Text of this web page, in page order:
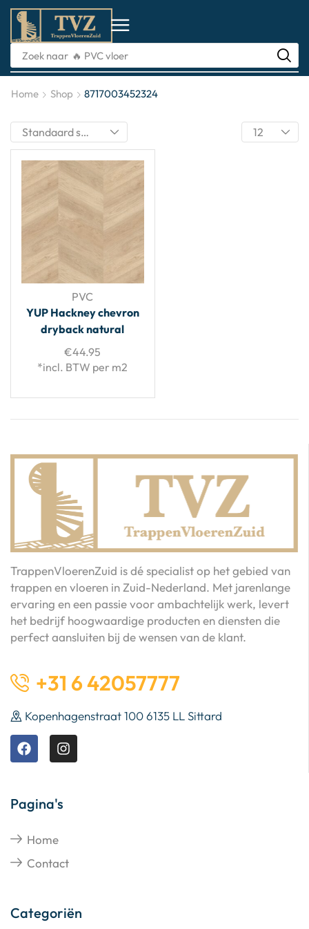
Zoek naar 🔥 PVC vloer
Home Shop 8717003452324
PVC
YUP Hackney chevron
dryback natural
€44.95
*incl. BTW per m2
TrappenVloerenZuid is dé specialist op het gebied van
trappen en vloeren in Zuid-Nederland. Met jarenlange
ervaring en een passie voor ambachtelijk werk, levert
het bedrijf hoogwaardige producten en diensten die
perfect aansluiten bij de wensen van de klant.
+31 6 42057777
Kopenhagenstraat 100 6135 LL Sittard
Pagina's
Home
Contact
Categoriën